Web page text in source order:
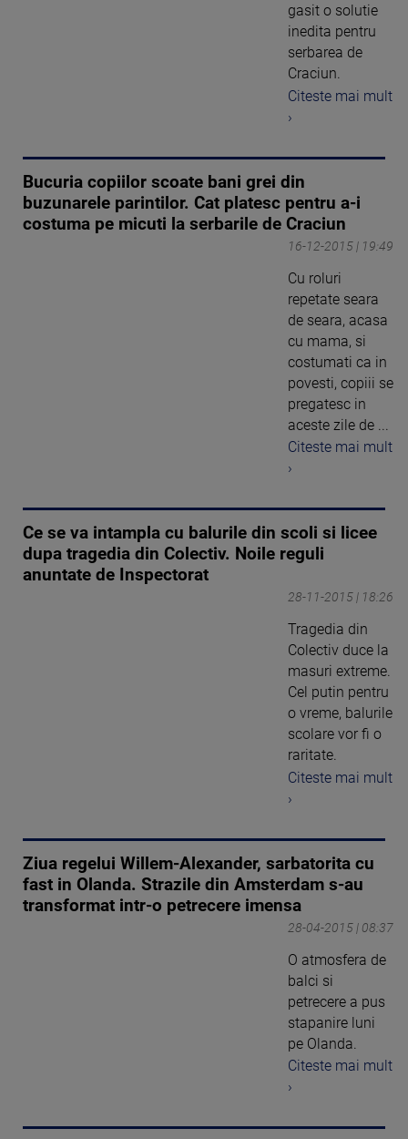
gasit o solutie
inedita pentru
serbarea de
Craciun.
Citeste mai mult
›
Bucuria copiilor scoate bani grei din
buzunarele parintilor. Cat platesc pentru a-i
costuma pe micuti la serbarile de Craciun
16-12-2015 | 19:49
Cu roluri
repetate seara
de seara, acasa
cu mama, si
costumati ca in
povesti, copiii se
pregatesc in
aceste zile de ...
Citeste mai mult
›
Ce se va intampla cu balurile din scoli si licee
dupa tragedia din Colectiv. Noile reguli
anuntate de Inspectorat
28-11-2015 | 18:26
Tragedia din
Colectiv duce la
masuri extreme.
Cel putin pentru
o vreme, balurile
scolare vor fi o
raritate.
Citeste mai mult
›
Ziua regelui Willem-Alexander, sarbatorita cu
fast in Olanda. Strazile din Amsterdam s-au
transformat intr-o petrecere imensa
28-04-2015 | 08:37
O atmosfera de
balci si
petrecere a pus
stapanire luni
pe Olanda.
Citeste mai mult
›